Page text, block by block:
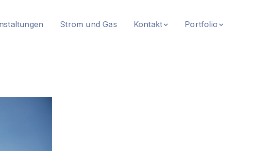
Strom und Gas Kontakt Portfolio